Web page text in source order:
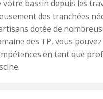
votre bassin depuis les
des tranchées
dotée de
des TP, vous
en tant que